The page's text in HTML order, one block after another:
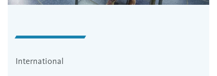
International